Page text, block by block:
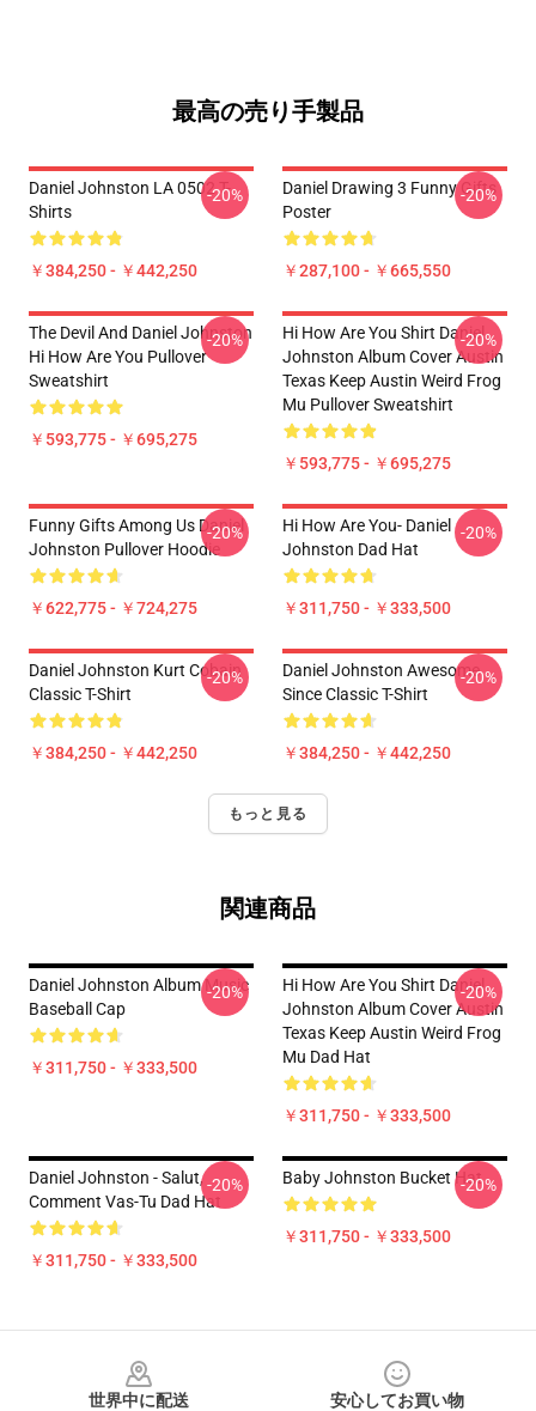
最高の売り手製品
Daniel Johnston LA 0502 T-
Shirts
￥384,250 - ￥442,250
-20%
Daniel Drawing 3 Funny Gifts
Poster
￥287,100 - ￥665,550
-20%
The Devil And Daniel Johnston
Hi How Are You Pullover
Sweatshirt
￥593,775 - ￥695,275
-20%
Hi How Are You Shirt Daniel
Johnston Album Cover Austin
Texas Keep Austin Weird Frog
Mu Pullover Sweatshirt
￥593,775 - ￥695,275
-20%
Funny Gifts Among Us Daniel
Johnston Pullover Hoodie
￥622,775 - ￥724,275
-20%
Hi How Are You- Daniel
Johnston Dad Hat
￥311,750 - ￥333,500
-20%
Daniel Johnston Kurt Cobain
Classic T-Shirt
￥384,250 - ￥442,250
-20%
Daniel Johnston Awesome
Since Classic T-Shirt
￥384,250 - ￥442,250
-20%
もっと見る
関連商品
Daniel Johnston Album Music
Baseball Cap
￥311,750 - ￥333,500
-20%
Hi How Are You Shirt Daniel
Johnston Album Cover Austin
Texas Keep Austin Weird Frog
Mu Dad Hat
￥311,750 - ￥333,500
-20%
Daniel Johnston - Salut,
Comment Vas-Tu Dad Hat
￥311,750 - ￥333,500
-20% Baby Johnston Bucket Hat
￥311,750 - ￥333,500
-20%
世界中に配送
安心してお買い物